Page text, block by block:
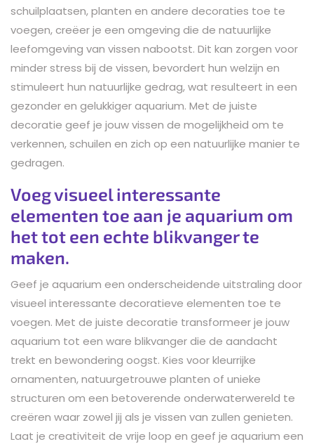
schuilplaatsen, planten en andere decoraties toe te
voegen, creëer je een omgeving die de natuurlijke
leefomgeving van vissen nabootst. Dit kan zorgen voor
minder stress bij de vissen, bevordert hun welzijn en
stimuleert hun natuurlijke gedrag, wat resulteert in een
gezonder en gelukkiger aquarium. Met de juiste
decoratie geef je jouw vissen de mogelijkheid om te
verkennen, schuilen en zich op een natuurlijke manier te
gedragen.
Voeg visueel interessante
elementen toe aan je aquarium om
het tot een echte blikvanger te
maken.
Geef je aquarium een onderscheidende uitstraling door
visueel interessante decoratieve elementen toe te
voegen. Met de juiste decoratie transformeer je jouw
aquarium tot een ware blikvanger die de aandacht
trekt en bewondering oogst. Kies voor kleurrijke
ornamenten, natuurgetrouwe planten of unieke
structuren om een betoverende onderwaterwereld te
creëren waar zowel jij als je vissen van zullen genieten.
Laat je creativiteit de vrije loop en geef je aquarium een